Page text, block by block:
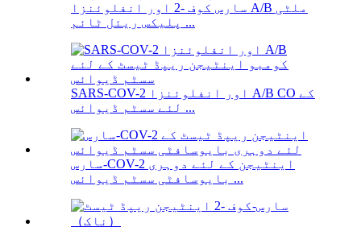
سارس کوف -2 اور انفلوئنزا A/B ملٹی
پلیکس ریئل ٹائم ...
SARS-COV-2 اور انفلوئنزا A/B CO کے
لئے سسٹم ڈیوائس ...
سارس-COV-2 اینٹیجن کے لئے دوہری
بایوسافٹی سسٹم ڈیوائس ...